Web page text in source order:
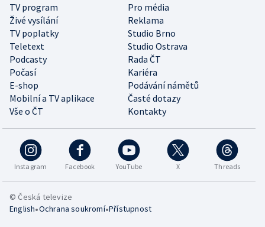
TV program
Pro média
Živé vysílání
Reklama
TV poplatky
Studio Brno
Teletext
Studio Ostrava
Podcasty
Rada ČT
Počasí
Kariéra
E-shop
Podávání námětů
Mobilní a TV aplikace
Časté dotazy
Vše o ČT
Kontakty
Instagram Facebook YouTube X Threads
© Česká televize
English•Ochrana soukromí•Přístupnost